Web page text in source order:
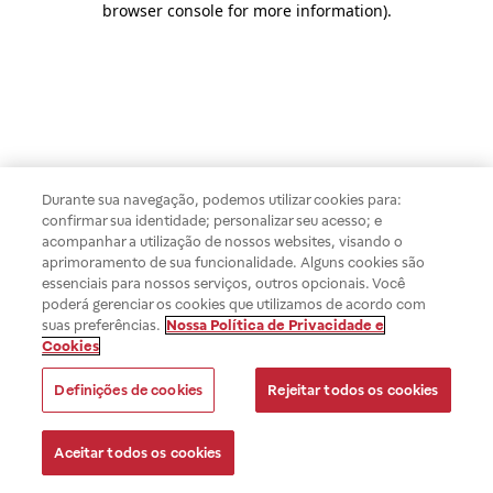
browser console for more information).
Durante sua navegação, podemos utilizar cookies para:
confirmar sua identidade; personalizar seu acesso; e
acompanhar a utilização de nossos websites, visando o
aprimoramento de sua funcionalidade. Alguns cookies são
essenciais para nossos serviços, outros opcionais. Você
poderá gerenciar os cookies que utilizamos de acordo com
suas preferências. Nossa Política de Privacidade e
Cookies
Definições de cookies Rejeitar todos os cookies
Aceitar todos os cookies